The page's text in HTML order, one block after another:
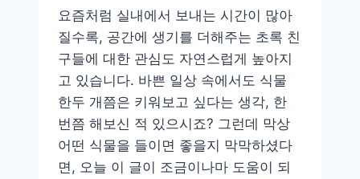
과
학
요즘처럼 실내에서 보내는 시간이 많아
질수록, 공간에 생기를 더해주는 초록 친
구들에 대한 관심도 자연스럽게 높아지
고 있습니다. 바쁜 일상 속에서도 식물
한두 개쯤은 키워보고 싶다는 생각, 한
번쯤 해보신 적 있으시죠? 그런데 막상
어떤 식물을 들이면 좋을지 막막하셨다
면, 오늘 이 글이 조금이나마 도움이 되